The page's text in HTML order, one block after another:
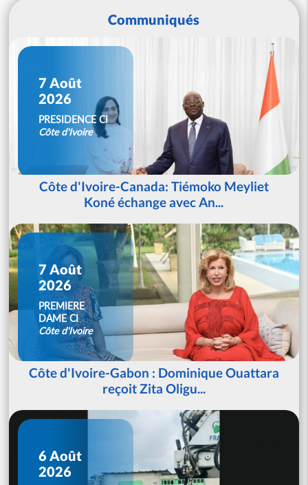
Communiqués
7 Août
2026
PRESIDENCE CI
Côte d'Ivoire
Côte d'Ivoire-Canada: Tiémoko Meyliet
Koné échange avec An...
7 Août
2026
PREMIERE
DAME CI
Côte d'Ivoire
Côte d'Ivoire-Gabon : Dominique Ouattara
reçoit Zita Oligu...
6 Août
2026